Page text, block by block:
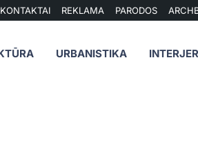
KONTAKTAI REKLAMA PARODOS
URBANISTIKA